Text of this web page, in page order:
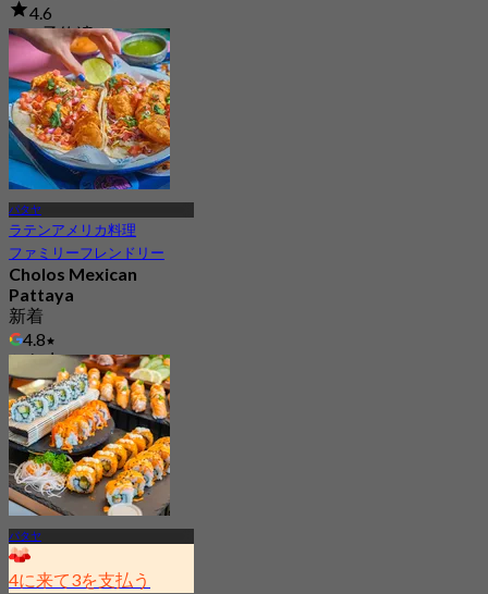
4.6
415 予約済み
から฿ 645
パタヤ
ラテンアメリカ料理
ファミリーフレンドリー
Cholos Mexican
Pattaya
新着
4.8
から฿ 462.5
パタヤ
4に来て3を支払う